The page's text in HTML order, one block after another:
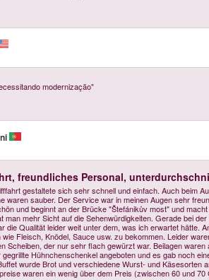
modernização"
freundliches Personal,
gestaltete sich sehr schnell und einfach. Auch beim
waren sauber. Der Service war in meinen Augen sehr
und beginnt an der Brücke "Štefánikův most" und
man mehr Sicht auf die Sehenwürdigkeiten. Gerade bei
die Qualität leider weit unter dem, was ich erwartet hätte.
Fleisch, Knödel, Sauce usw. zu bekommen. Leider
Scheiben, der nur sehr flach gewürzt war. Beilagen
Hühnchenschenkel angeboten und es gab noch
wurde Brot und verschiedene Wurst- und
waren ein wenig über dem Preis (zwischen 60 und